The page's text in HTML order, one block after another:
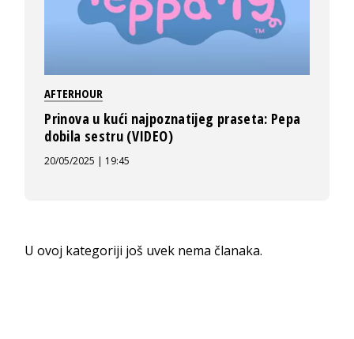
AFTERHOUR
Prinova u kući najpoznatijeg praseta: Pepa
dobila sestru (VIDEO)
20/05/2025 | 19:45
U ovoj kategoriji još uvek nema članaka.